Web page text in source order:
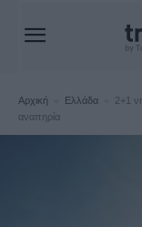
Αρχική Ελλάδα
2+1
αναπηρία